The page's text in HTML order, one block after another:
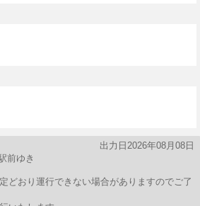
出力日2026年08月08日
前ゆき
おり運行できない場合がありますのでご了